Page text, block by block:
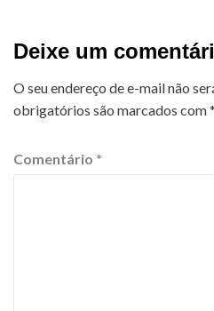
Deixe um
O seu endereço de e-mail não
obrigatórios são marcados com*
Comentário *